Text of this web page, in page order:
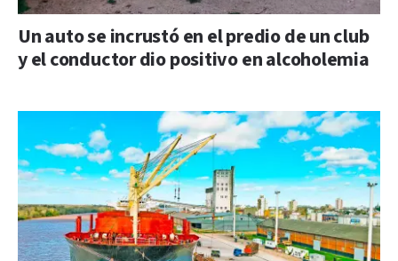
Un auto se incrustó en el predio de un club
y el conductor dio positivo en alcoholemia